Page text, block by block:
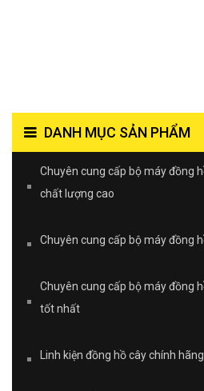
DANH MỤC SẢN PHẨM
Chuyên cung cấp bộ máy đồng
chất lượng cao
Chuyên cung cấp bộ máy đồng
Chuyên cung cấp bộ máy đồng
tốt nhất
Linh kiện đồng hồ cây chính hãng